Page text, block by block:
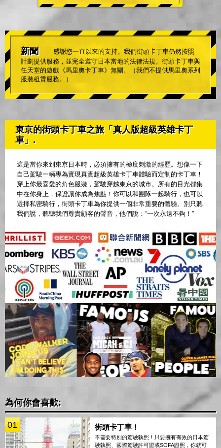
新聞
感謝您一直以來的支持。我們街頭卡丁車仍然按照
計劃提供服務，並完全遵守日本當地的法律法規。街頭卡丁車與
任天堂的遊戲《馬里奧卡丁車》無關。（我們不提供馬里奧系列
服裝租賃服務。）
東京的街頭卡丁車之旅「真人版超級英雄卡丁
車」.
這是當你來到東京日本時，必須擁有的極度刺激的經歷。想像一下
自己駕駛一輛專為實現真實超級英雄卡丁車體驗而定制的卡丁車！
穿上你最喜愛的角色服裝，駕駛穿越東京的城市。所有的目光都集
中在你身上，保證讓你成為焦點！你可以和團隊一起騎行，也可以
選擇私密騎行，街頭卡丁車為你提供一個非常重要的體驗。別只聽
我們說，聽聽我們尊貴顧客的聲音，他們說：“一次永遠不夠！”
為何你會喜歡:
01 街頭卡丁車！
不需要特別的駕駛執照！只要擁有有效的日本駕
駛執照、國際駕駛許可證或SOFA證照，你就可